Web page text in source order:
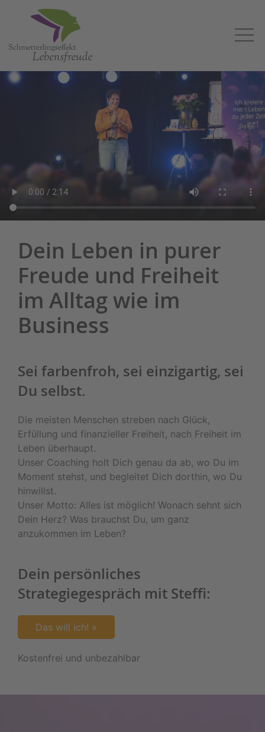
Dein Leben in purer
Freude und Freiheit
im Alltag wie im
Business
Sei farbenfroh, sei einzigartig, sei
Du selbst.
Die meisten Menschen streben nach Glück,
Erfüllung und finanzieller Freiheit, nach Freiheit im
Leben überhaupt.
Unser Coaching holt Dich genau da ab, wo Du im
Moment stehst, und begleitet Dich dorthin, wo Du
hinwillst.
Unser Motto: Alles ist möglich! Wonach sehnt sich
Dein Herz? Was brauchst Du, um ganz
anzukommen im Leben?
Dein persönliches
Strategiegespräch mit Steffi:
Das will ich! »
Kostenfrei und unbezahlbar